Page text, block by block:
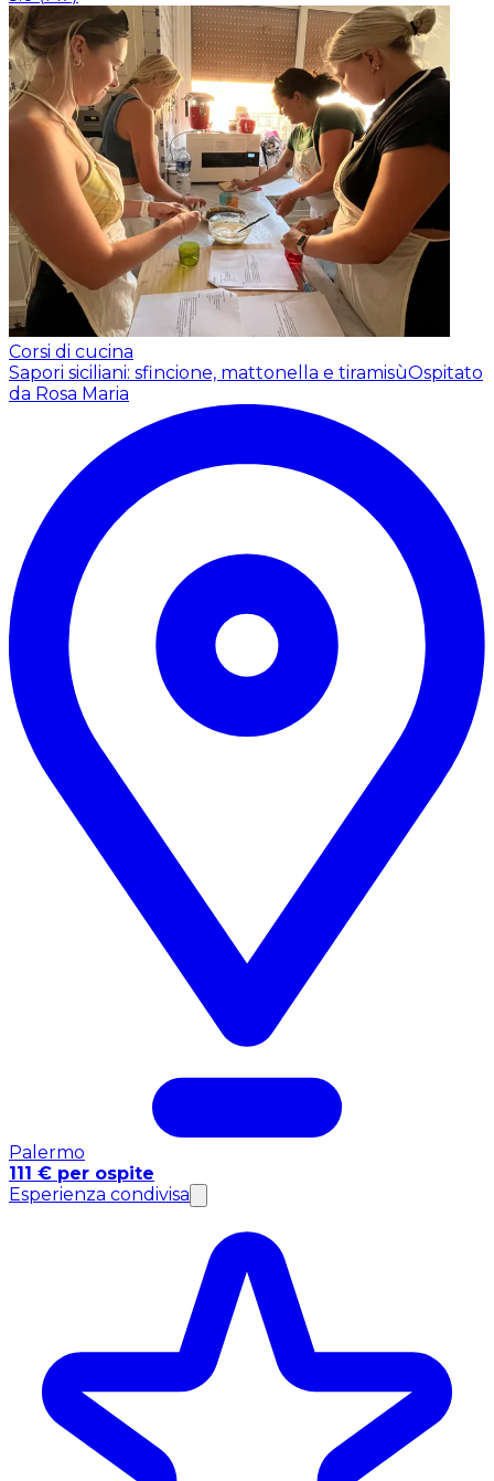
Corsi di cucina
Sapori siciliani: sfincione, mattonella e tiramisùOspitato
da Rosa Maria
Palermo
111 € per ospite
Esperienza condivisa